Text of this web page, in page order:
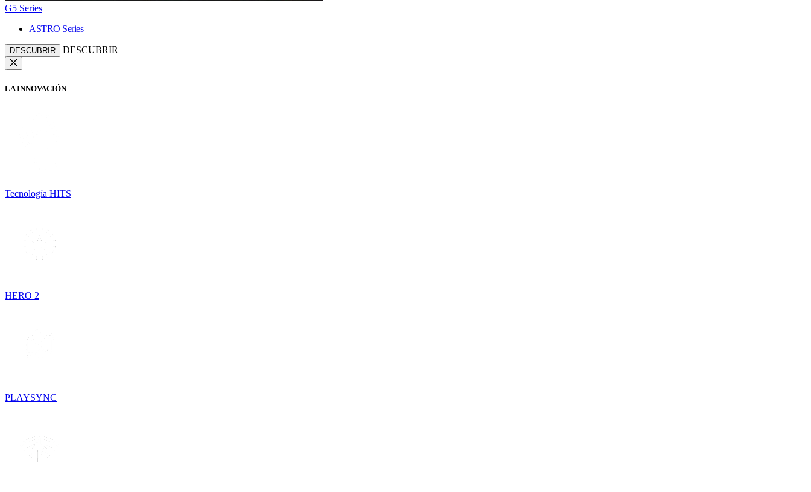
G5 Series
ASTRO Series
DESCUBRIR DESCUBRIR
LA INNOVACIÓN
Tecnología HITS
HERO 2
PLAYSYNC